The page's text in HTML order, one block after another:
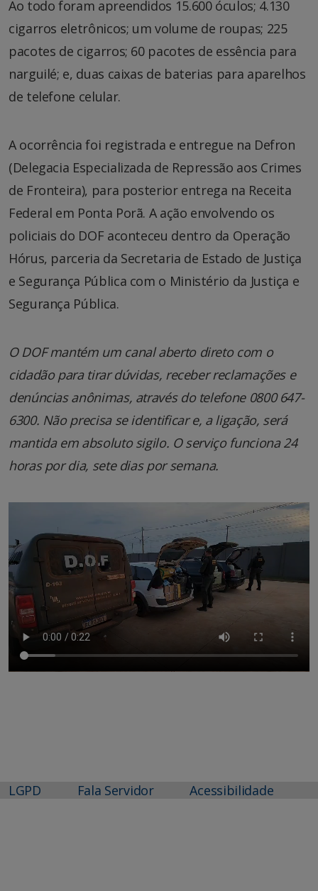
Ao todo foram apreendidos 15.600 óculos; 4.130
cigarros eletrônicos; um volume de roupas; 225
pacotes de cigarros; 60 pacotes de essência para
narguilé; e, duas caixas de baterias para aparelhos
de telefone celular.
A ocorrência foi registrada e entregue na Defron
(Delegacia Especializada de Repressão aos Crimes
de Fronteira), para posterior entrega na Receita
Federal em Ponta Porã. A ação envolvendo os
policiais do DOF aconteceu dentro da Operação
Hórus, parceria da Secretaria de Estado de Justiça
e Segurança Pública com o Ministério da Justiça e
Segurança Pública.
O DOF mantém um canal aberto direto com o
cidadão para tirar dúvidas, receber reclamações e
denúncias anônimas, através do telefone 0800 647-
6300. Não precisa se identificar e, a ligação, será
mantida em absoluto sigilo. O serviço funciona 24
horas por dia, sete dias por semana.
LGPD Fala Servidor Acessibilidade